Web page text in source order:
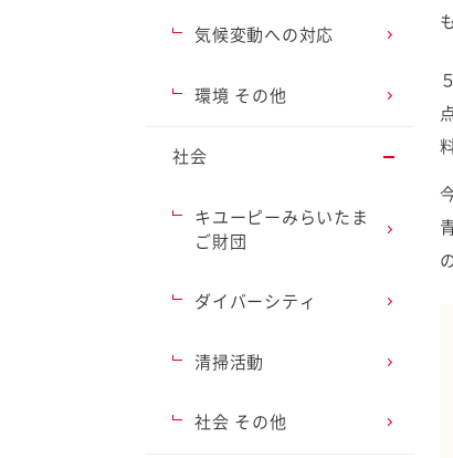
気候変動への対応
環境 その他
社会
キユーピーみらいたま
ご財団
ダイバーシティ
清掃活動
社会 その他